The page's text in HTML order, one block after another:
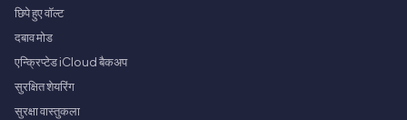
छिपे हुए वॉल्ट
दबाव मोड
एन्क्रिप्टेड iCloud बैकअप
सुरक्षित शेयरिंग
सुरक्षा वास्तुकला